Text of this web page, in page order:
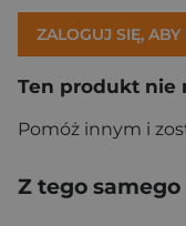
ZALOGUJ SIĘ,
Ten produkt nie
Pomóż innym i
Z tego